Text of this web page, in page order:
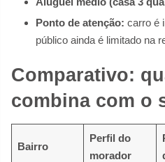
Ponto de atenção: carro é
público ainda é limitado na
Comparativo:
combina com o
Bairro
Perfil do
morador